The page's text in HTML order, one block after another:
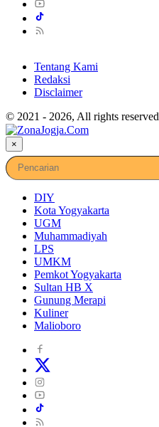
Tentang Kami
Redaksi
Disclaimer
© 2021 - 2026, All rights reserved
×
DIY
Kota Yogyakarta
UGM
Muhammadiyah
LPS
UMKM
Pemkot Yogyakarta
Sultan HB X
Gunung Merapi
Kuliner
Malioboro